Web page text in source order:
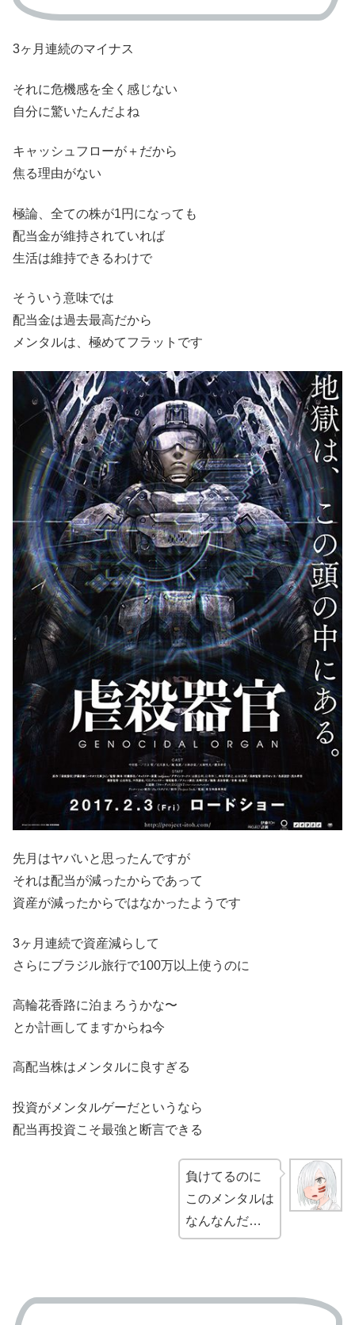
3ヶ月連続のマイナス
それに危機感を全く感じない
自分に驚いたんだよね
キャッシュフローが＋だから
焦る理由がない
極論、全ての株が1円になっても
配当金が維持されていれば
生活は維持できるわけで
そういう意味では
配当金は過去最高だから
メンタルは、極めてフラットです
先月はヤバいと思ったんですが
それは配当が減ったからであって
資産が減ったからではなかったようです
3ヶ月連続で資産減らして
さらにブラジル旅行で100万以上使うのに
高輪花香路に泊まろうかな〜
とか計画してますからね今
高配当株はメンタルに良すぎる
投資がメンタルゲーだというなら
配当再投資こそ最強と断言できる
負けてるのに
このメンタルは
なんなんだ…